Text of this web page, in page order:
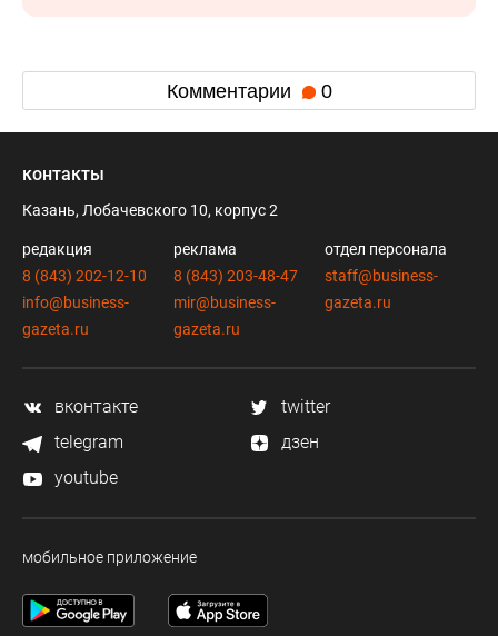
Комментарии 0
контакты
Казань, Лобачевского 10, корпус 2
редакция
8 (843) 202-12-10
info@business-
gazeta.ru
реклама
8 (843) 203-48-47
mir@business-
gazeta.ru
отдел персонала
staff@business-
gazeta.ru
вконтакте
twitter
telegram
дзен
youtube
мобильное приложение